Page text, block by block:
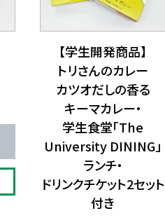
【学生開発商品】​
トリさんの​カレー
カツオだしの​香る​
キーマカレー・
学生食堂​「The
University DINING」
ランチ・
ドリンクチケット2セット
付き